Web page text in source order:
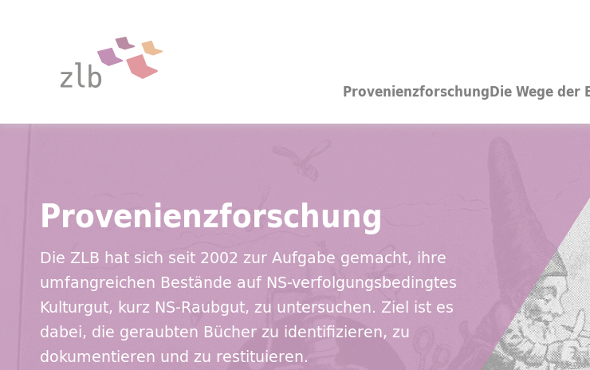
ProvenienzforschungDie Wege der
Provenienzforschung
Die ZLB hat sich seit 2002 zur Aufgabe gemacht, ihre
umfangreichen Bestände auf NS-verfolgungsbedingtes
Kulturgut, kurz NS-Raubgut, zu untersuchen. Ziel ist es
dabei, die geraubten Bücher zu identifizieren, zu
dokumentieren und zu restituieren.